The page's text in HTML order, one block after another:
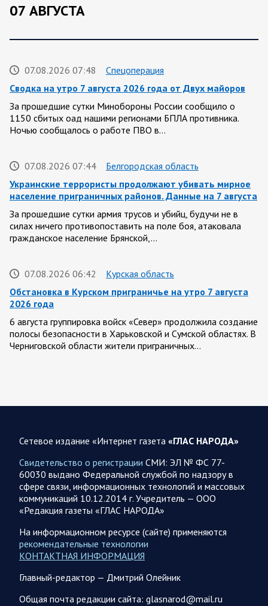
07 АВГУСТА
07.08.2026 07:48
Спецоперация
Сводка на утро 7 августа 2026 года от Двух майоров
За прошедшие сутки Минобороны России сообщило о
1150 сбитых оад нашими регионами БПЛА противника.
Ночью сообщалось о работе ПВО в…
07.08.2026 07:44
Белгородская область
Украинские террористы продолжают убивать мирное
население приграничных районов. Данные на 7 августа
За прошедшие сутки армия трусов и убийц, будучи не в
силах ничего противопоставить на поле боя, атаковала
гражданское население Брянской,…
07.08.2026 06:42
Курская область
Обстановка в Курском приграничье на утро 7 августа
2026 года
6 августа группировка войск «Север» продолжила создание
полосы безопасности в Харьковской и Сумской областях. В
Черниговской области жители приграничных…
06.08.2026 12:52
Спецоперация
Брифинг Минобороны РФ: новые данные о ходе
спецоперации 6 августа 2026 года
Новую информацию о ходе проведения ВС РФ
специальной военной операции на 6 августа предоставили
представители группировок «Север», «Запад», «Центр»,
«Юг»…
06.08.2026 12:36
Спецоперация
Сводка военных действий от Минобороны РФ 6
Сетевое издание «Интернет газета «ГЛАС НАРОДА»
Свидетельство о регистрации СМИ: ЭЛ № ФС 77-
60030 выдано Федеральной службой по надзору в
сфере связи, информационных технологий и массовых
коммуникаций 10.12.2014 г. Учредитель — ООО
«Редакция газеты «ГЛАС НАРОДА»
На информационном ресурсе (сайте) применяются
рекомендательные технологии
КОНТАКТНАЯ ИНФОРМАЦИЯ
Главный-редактор — Дмитрий Олейник
Общая почта редакции сайта: glasnarod@mail.ru